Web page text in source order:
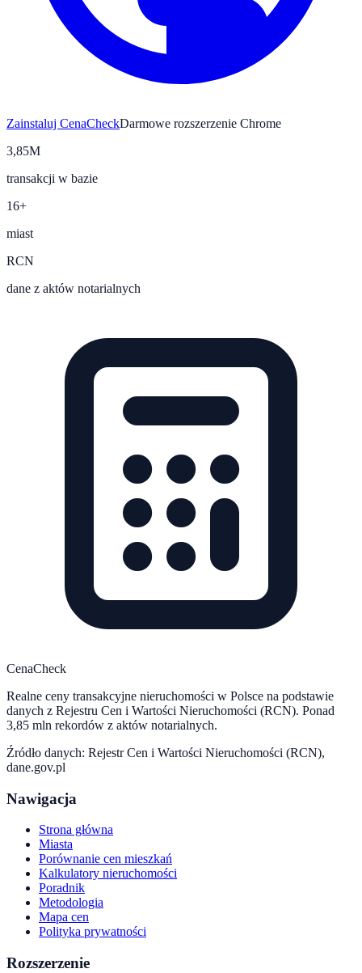
Zainstaluj CenaCheckDarmowe rozszerzenie Chrome
3,85M
transakcji w bazie
16+
miast
RCN
dane z aktów notarialnych
CenaCheck
Realne ceny transakcyjne nieruchomości w Polsce na podstawie
danych z Rejestru Cen i Wartości Nieruchomości (RCN). Ponad
3,85 mln rekordów z aktów notarialnych.
Źródło danych: Rejestr Cen i Wartości Nieruchomości (RCN),
dane.gov.pl
Nawigacja
Strona główna
Miasta
Porównanie cen mieszkań
Kalkulatory nieruchomości
Poradnik
Metodologia
Mapa cen
Polityka prywatności
Rozszerzenie